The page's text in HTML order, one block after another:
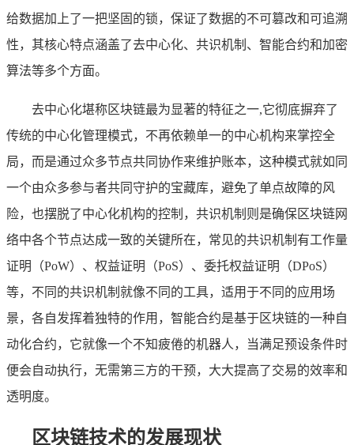
给数据加上了一把坚固的锁，保证了数据的不可篡改和可追溯
性，其核心特点涵盖了去中心化、共识机制、智能合约和加密
算法等多个方面。
去中心化堪称区块链最为显著的特征之一,它彻底摒弃了
传统的中心化管理模式，不再依赖单一的中心机构来掌控全
局，而是通过众多节点共同协作来维护账本，这种模式就如同
一个由众多参与者共同守护的宝藏库，避免了单点故障的风
险，也摆脱了中心化机构的控制，共识机制则是确保区块链网
络中各个节点达成一致的关键所在，常见的共识机制有工作量
证明（PoW）、权益证明（PoS）、委托权益证明（DPoS）
等，不同的共识机制就像不同的工具，适用于不同的应用场
景，各自发挥着独特的作用，智能合约是基于区块链的一种自
动化合约，它就像一个不知疲倦的机器人，当满足预设条件时
便会自动执行，无需第三方的干预，大大提高了交易的效率和
透明度。
区块链技术的发展现状